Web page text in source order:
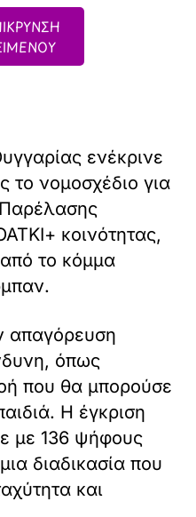
ενέκρινε
το νομοσχέδιο για
κοινότητας,
το κόμμα
απαγόρευση
όπως
που θα μπορούσε
Η έγκριση
με 136 ψήφους
διαδικασία που
και